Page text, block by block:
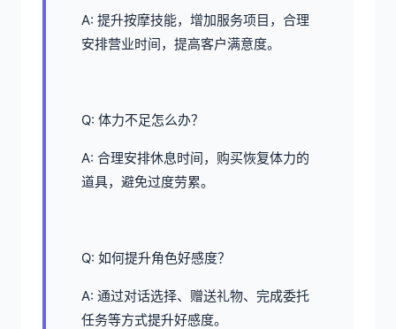
A: 提升按摩技能，增加服务项目，合理
安排营业时间，提高客户满意度。
Q: 体力不足怎么办？
A: 合理安排休息时间，购买恢复体力的
道具，避免过度劳累。
Q: 如何提升角色好感度？
A: 通过对话选择、赠送礼物、完成委托
任务等方式提升好感度。